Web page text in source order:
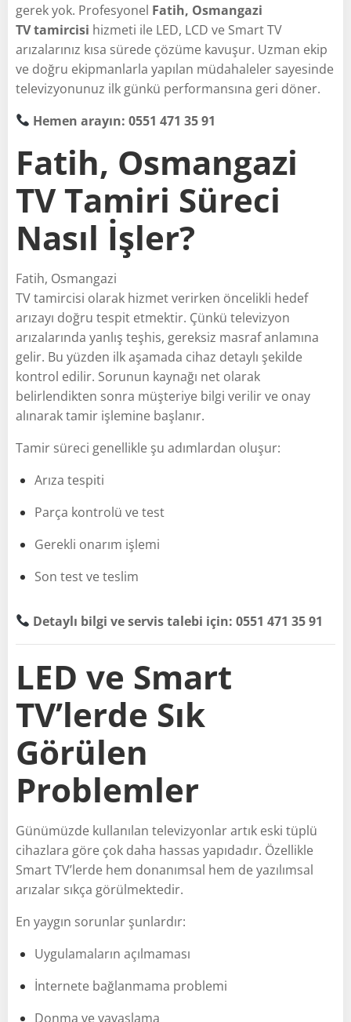
gerek yok. Profesyonel Fatih, Osmangazi
TV tamircisi hizmeti ile LED, LCD ve Smart TV
arızalarınız kısa sürede çözüme kavuşur. Uzman ekip
ve doğru ekipmanlarla yapılan müdahaleler sayesinde
televizyonunuz ilk günkü performansına geri döner.
Hemen arayın: 0551 471 35 91
Fatih, Osmangazi
TV Tamiri Süreci
Nasıl İşler?
Fatih, Osmangazi
TV tamircisi olarak hizmet verirken öncelikli hedef
arızayı doğru tespit etmektir. Çünkü televizyon
arızalarında yanlış teşhis, gereksiz masraf anlamına
gelir. Bu yüzden ilk aşamada cihaz detaylı şekilde
kontrol edilir. Sorunun kaynağı net olarak
belirlendikten sonra müşteriye bilgi verilir ve onay
alınarak tamir işlemine başlanır.
Tamir süreci genellikle şu adımlardan oluşur:
Arıza tespiti
Parça kontrolü ve test
Gerekli onarım işlemi
Son test ve teslim
Detaylı bilgi ve servis talebi için: 0551 471 35 91
LED ve Smart
TV’lerde Sık
Görülen
Problemler
Günümüzde kullanılan televizyonlar artık eski tüplü
cihazlara göre çok daha hassas yapıdadır. Özellikle
Smart TV’lerde hem donanımsal hem de yazılımsal
arızalar sıkça görülmektedir.
En yaygın sorunlar şunlardır:
Uygulamaların açılmaması
İnternete bağlanmama problemi
Donma ve yavaşlama